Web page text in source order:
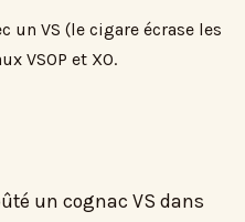
un VS (le cigare écrase les
VSOP et XO.
un cognac VS dans